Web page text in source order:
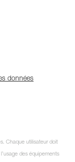
données
Chaque utilisateur doit
des équipements